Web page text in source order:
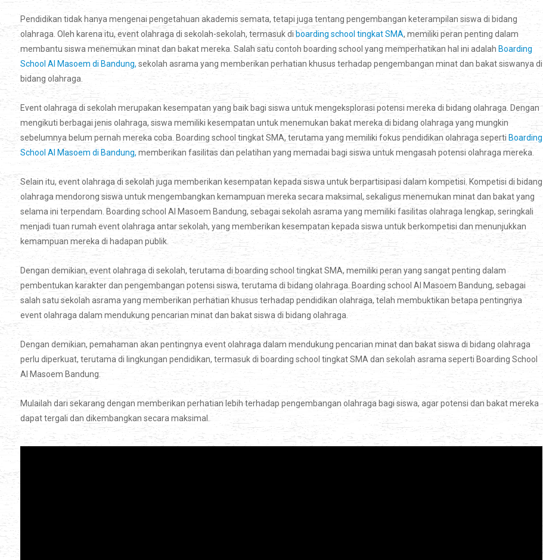
Pendidikan tidak hanya mengenai pengetahuan akademis semata, tetapi juga tentang pengembangan keterampilan siswa di bidang
olahraga. Oleh karena itu, event olahraga di sekolah-sekolah, termasuk di boarding school tingkat SMA, memiliki peran penting dalam
membantu siswa menemukan minat dan bakat mereka. Salah satu contoh boarding school yang memperhatikan hal ini adalah Boarding
School Al Masoem di Bandung, sekolah asrama yang memberikan perhatian khusus terhadap pengembangan minat dan bakat siswanya di
bidang olahraga.
Event olahraga di sekolah merupakan kesempatan yang baik bagi siswa untuk mengeksplorasi potensi mereka di bidang olahraga. Dengan
mengikuti berbagai jenis olahraga, siswa memiliki kesempatan untuk menemukan bakat mereka di bidang olahraga yang mungkin
sebelumnya belum pernah mereka coba. Boarding school tingkat SMA, terutama yang memiliki fokus pendidikan olahraga seperti Boarding
School Al Masoem di Bandung, memberikan fasilitas dan pelatihan yang memadai bagi siswa untuk mengasah potensi olahraga mereka.
Selain itu, event olahraga di sekolah juga memberikan kesempatan kepada siswa untuk berpartisipasi dalam kompetisi. Kompetisi di bidang
olahraga mendorong siswa untuk mengembangkan kemampuan mereka secara maksimal, sekaligus menemukan minat dan bakat yang
selama ini terpendam. Boarding school Al Masoem Bandung, sebagai sekolah asrama yang memiliki fasilitas olahraga lengkap, seringkali
menjadi tuan rumah event olahraga antar sekolah, yang memberikan kesempatan kepada siswa untuk berkompetisi dan menunjukkan
kemampuan mereka di hadapan publik.
Dengan demikian, event olahraga di sekolah, terutama di boarding school tingkat SMA, memiliki peran yang sangat penting dalam
pembentukan karakter dan pengembangan potensi siswa, terutama di bidang olahraga. Boarding school Al Masoem Bandung, sebagai
salah satu sekolah asrama yang memberikan perhatian khusus terhadap pendidikan olahraga, telah membuktikan betapa pentingnya
event olahraga dalam mendukung pencarian minat dan bakat siswa di bidang olahraga.
Dengan demikian, pemahaman akan pentingnya event olahraga dalam mendukung pencarian minat dan bakat siswa di bidang olahraga
perlu diperkuat, terutama di lingkungan pendidikan, termasuk di boarding school tingkat SMA dan sekolah asrama seperti Boarding School
Al Masoem Bandung.
Mulailah dari sekarang dengan memberikan perhatian lebih terhadap pengembangan olahraga bagi siswa, agar potensi dan bakat mereka
dapat tergali dan dikembangkan secara maksimal.